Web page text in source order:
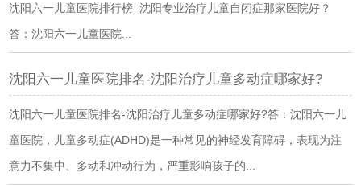
沈阳六一儿童医院排行榜_沈阳专业治疗儿童自闭症那家医院好？
答：沈阳六一儿童医院...
沈阳六一儿童医院排名-沈阳治疗儿童多动症哪家好?
沈阳六一儿童医院排名-沈阳治疗儿童多动症哪家好?答：沈阳六一儿
童医院，儿童多动症(ADHD)是一种常见的神经发育障碍，表现为注
意力不集中、多动和冲动行为，严重影响孩子的...